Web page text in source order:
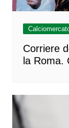
Corriere
la Roma.